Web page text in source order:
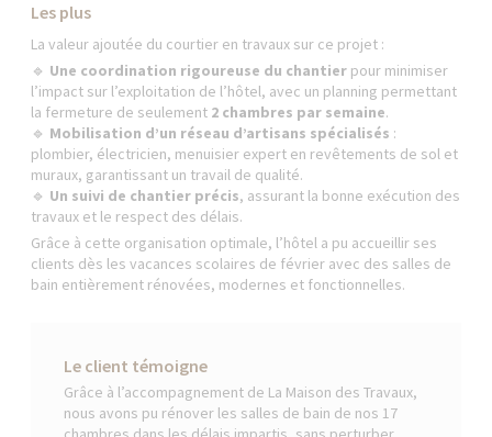
Les plus
La valeur ajoutée du courtier en travaux sur ce projet :
🔹 Une coordination rigoureuse du chantier pour minimiser
l’impact sur l’exploitation de l’hôtel, avec un planning permettant
la fermeture de seulement 2 chambres par semaine.
🔹 Mobilisation d’un réseau d’artisans spécialisés :
plombier, électricien, menuisier expert en revêtements de sol et
muraux, garantissant un travail de qualité.
🔹 Un suivi de chantier précis, assurant la bonne exécution des
travaux et le respect des délais.
Grâce à cette organisation optimale, l’hôtel a pu accueillir ses
clients dès les vacances scolaires de février avec des salles de
bain entièrement rénovées, modernes et fonctionnelles.
Le client témoigne
Grâce à l’accompagnement de La Maison des Travaux,
nous avons pu rénover les salles de bain de nos 17